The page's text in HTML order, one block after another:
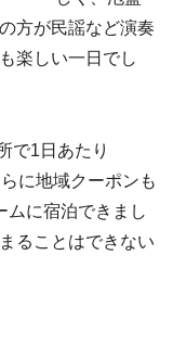
方が民謡など演奏
楽しい一日でし
で1日あたり
に地域クーポンも
ムに宿泊できまし
ることはできない